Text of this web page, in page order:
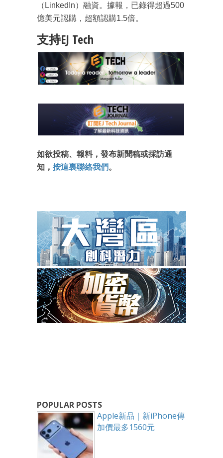
（LinkedIn）融資。據報，已錄得超過500
億美元認購，超額認購1.5倍。
支持EJ Tech
如欲投稿、報料，發布新聞稿或採訪通
知， 按這裏聯絡我們。
POPULAR POSTS
Apple新品｜新iPhone傳
加價最多1560元
最新資訊（附創業懶人包）